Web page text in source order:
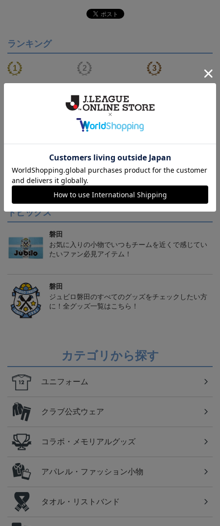
ランキング
【S～4XL】2026/27ユニ
フォーム オーセンティッ
クモデル:FP1st
21,450円～25,950円
会員特典
【S～4XL】2026/27ユニ
フォーム オーセンティッ
クモデル:GK
21,450円～25,950円
会員特典
【S～4XL】2026/27ユニ
フォーム オーセンティッ
21,450円～25,950円
トピックス
磐田
お気に入りの小物でいつもチームを近くで感じてい
たいファン必見アイテム！
磐田
ジュビロ磐田のすべてのグッズをチェックしたい方
に！全グッズ一覧はこちら！
カテゴリから探す
ユニフォーム
クラブ公式ウェア
コラボ・メモリアルグッズ
アパレル・ファッション小物
タオル・リストバンド